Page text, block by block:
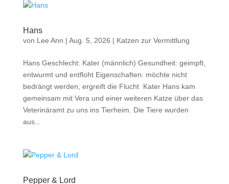
Hans
von Lee Ann | Aug. 5, 2026 | Katzen zur Vermittlung
Hans Geschlecht: Kater (männlich) Gesundheit: geimpft,
entwurmt und entfloht Eigenschaften: möchte nicht
bedrängt werden, ergreift die Flucht Kater Hans kam
gemeinsam mit Vera und einer weiteren Katze über das
Veterinäramt zu uns ins Tierheim. Die Tiere wurden
aus...
Pepper & Lord